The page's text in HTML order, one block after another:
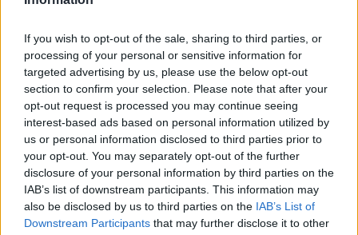
If you wish to opt-out of the sale, sharing to third parties, or
processing of your personal or sensitive information for
targeted advertising by us, please use the below opt-out
section to confirm your selection. Please note that after your
opt-out request is processed you may continue seeing
interest-based ads based on personal information utilized by
us or personal information disclosed to third parties prior to
your opt-out. You may separately opt-out of the further
disclosure of your personal information by third parties on the
IAB’s list of downstream participants. This information may
also be disclosed by us to third parties on the IAB’s List of
Downstream Participants that may further disclose it to other
Η επιστροφή που δεν έγινε
Διευθύνων Σύμβουλος
Υπουργείο Ψηφιακής Διακυβέρνησης & ΤΝ: οι βασικοί
άξονες του νέου Εθνικού Διαστημικού Προγράμματος
Digital Life
Η Monopoly γίνεται τηλεπαιχνίδι στο Netflix με έπαθλο 2
εκατομμύρια δολάρια
Νέες πληροφορίες για το smart speaker της OpenAI
TCL MOVETIME MT48: Η επιλογή που κερδίζει την
εμπιστοσύνη όλο και περισσότερων οικογενειών
Η Samsung παρουσιάζει την πρώτη παγκοσμίως εμπειρία
streaming HDR10+ ADVANCED στο Prime Video
LG XBOOM RNC9… Και το καλοκαίρι στο εξοχικό αποκτά